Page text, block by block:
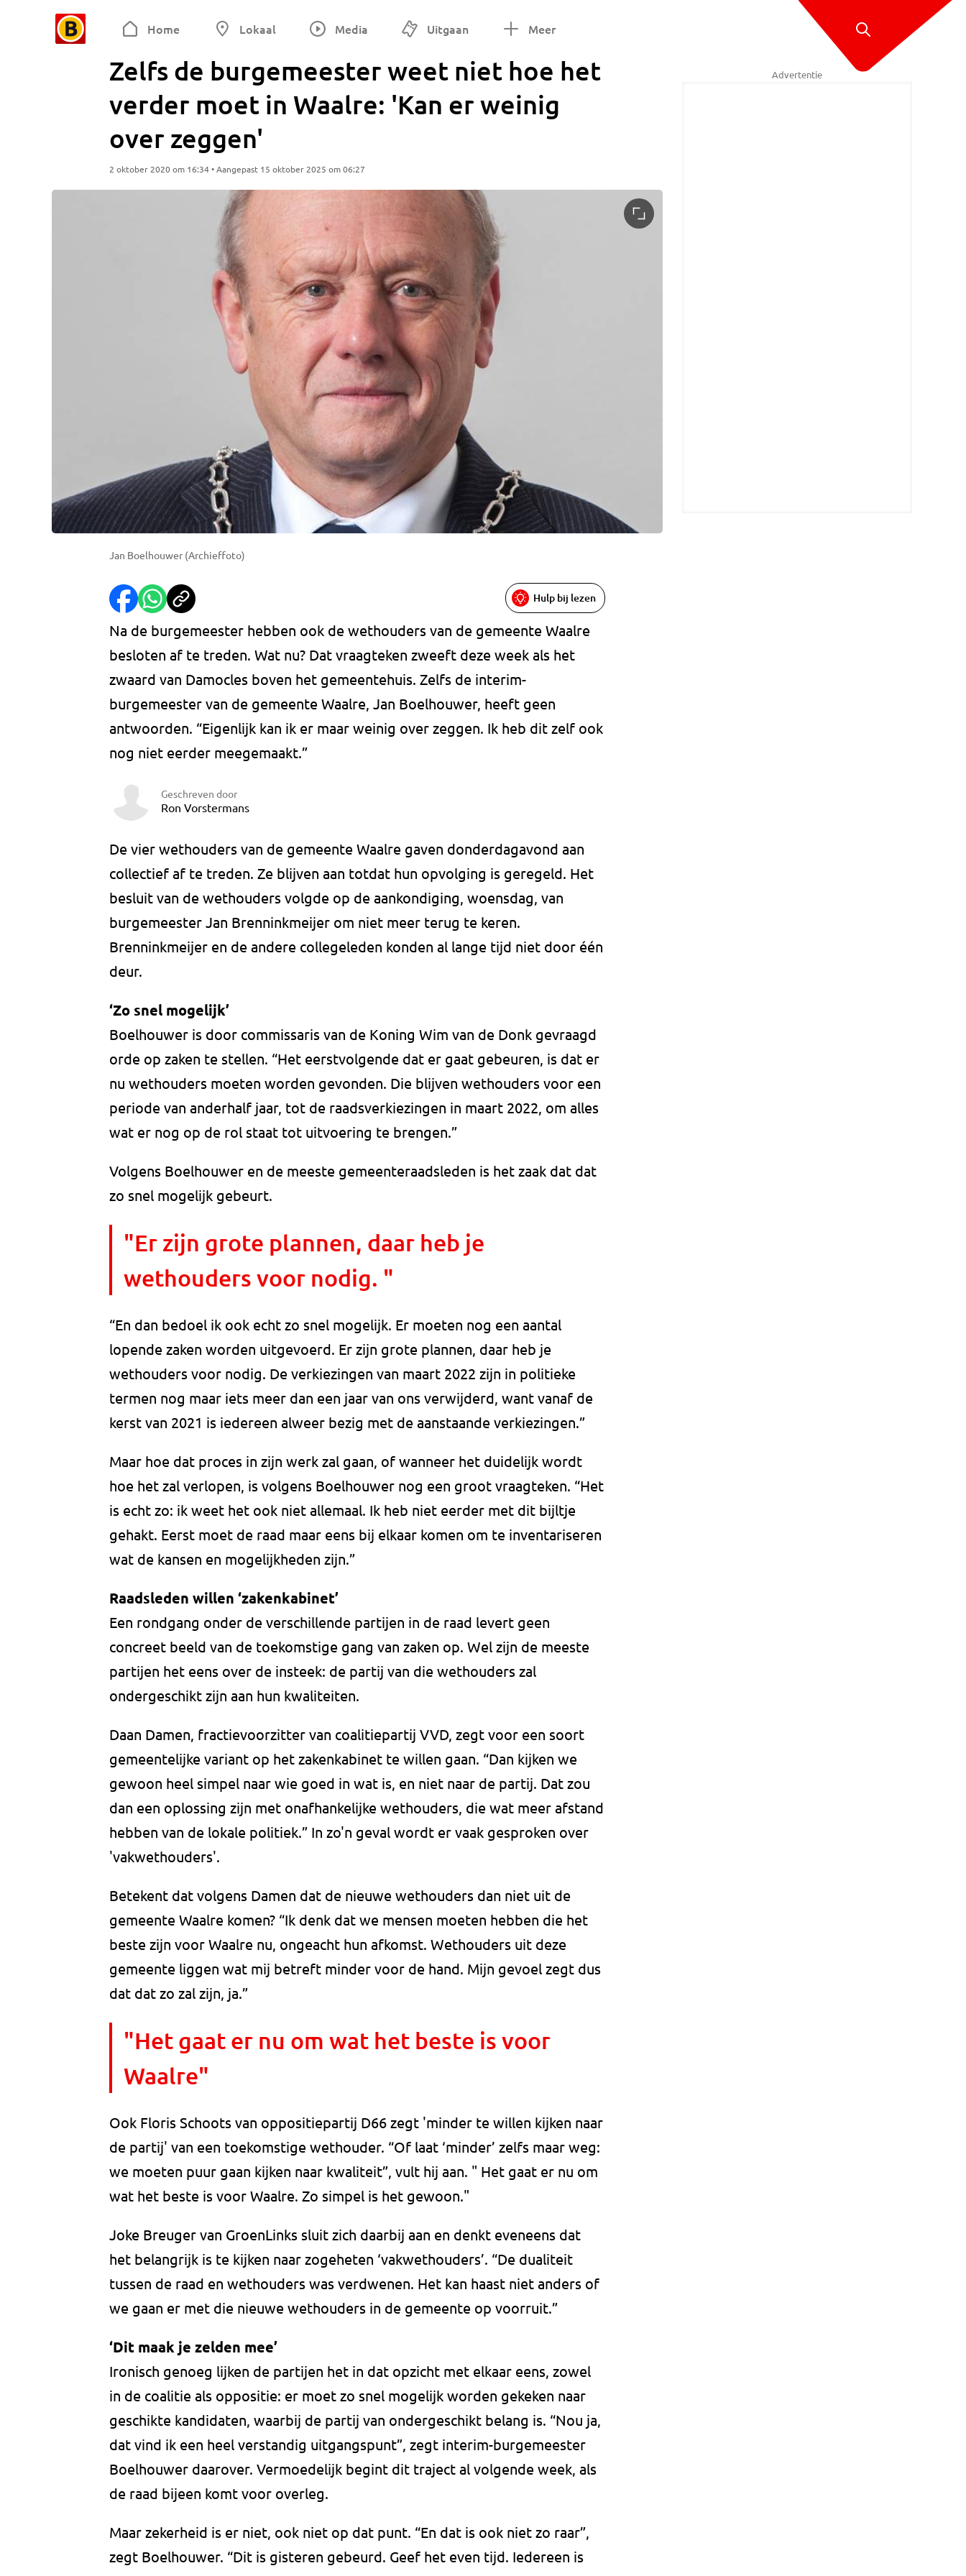
Home Lokaal Media Uitgaan Meer
Zelfs de burgemeester weet niet hoe het
verder moet in Waalre: 'Kan er weinig
over zeggen'
2 oktober 2020 om 16:34 • Aangepast 15 oktober 2025 om 06:27
Jan Boelhouwer (Archieffoto)
Hulp bij lezen
Na de burgemeester hebben ook de wethouders van de gemeente Waalre
besloten af te treden. Wat nu? Dat vraagteken zweeft deze week als het
zwaard van Damocles boven het gemeentehuis. Zelfs de interim-
burgemeester van de gemeente Waalre, Jan Boelhouwer, heeft geen
antwoorden. “Eigenlijk kan ik er maar weinig over zeggen. Ik heb dit zelf ook
nog niet eerder meegemaakt.”
Geschreven door
Ron Vorstermans
De vier wethouders van de gemeente Waalre gaven donderdagavond aan
collectief af te treden. Ze blijven aan totdat hun opvolging is geregeld. Het
besluit van de wethouders volgde op de aankondiging, woensdag, van
burgemeester Jan Brenninkmeijer om niet meer terug te keren.
Brenninkmeijer en de andere collegeleden konden al lange tijd niet door één
deur.
‘Zo snel mogelijk’
Boelhouwer is door commissaris van de Koning Wim van de Donk gevraagd
orde op zaken te stellen. “Het eerstvolgende dat er gaat gebeuren, is dat er
nu wethouders moeten worden gevonden. Die blijven wethouders voor een
periode van anderhalf jaar, tot de raadsverkiezingen in maart 2022, om alles
wat er nog op de rol staat tot uitvoering te brengen.”
Volgens Boelhouwer en de meeste gemeenteraadsleden is het zaak dat dat
zo snel mogelijk gebeurt.
"Er zijn grote plannen, daar heb je
wethouders voor nodig. "
“En dan bedoel ik ook echt zo snel mogelijk. Er moeten nog een aantal
lopende zaken worden uitgevoerd. Er zijn grote plannen, daar heb je
wethouders voor nodig. De verkiezingen van maart 2022 zijn in politieke
termen nog maar iets meer dan een jaar van ons verwijderd, want vanaf de
kerst van 2021 is iedereen alweer bezig met de aanstaande verkiezingen.”
Maar hoe dat proces in zijn werk zal gaan, of wanneer het duidelijk wordt
hoe het zal verlopen, is volgens Boelhouwer nog een groot vraagteken. “Het
is echt zo: ik weet het ook niet allemaal. Ik heb niet eerder met dit bijltje
gehakt. Eerst moet de raad maar eens bij elkaar komen om te inventariseren
wat de kansen en mogelijkheden zijn.”
Raadsleden willen ‘zakenkabinet’
Een rondgang onder de verschillende partijen in de raad levert geen
concreet beeld van de toekomstige gang van zaken op. Wel zijn de meeste
partijen het eens over de insteek: de partij van die wethouders zal
ondergeschikt zijn aan hun kwaliteiten.
Daan Damen, fractievoorzitter van coalitiepartij VVD, zegt voor een soort
gemeentelijke variant op het zakenkabinet te willen gaan. “Dan kijken we
gewoon heel simpel naar wie goed in wat is, en niet naar de partij. Dat zou
dan een oplossing zijn met onafhankelijke wethouders, die wat meer afstand
hebben van de lokale politiek.” In zo'n geval wordt er vaak gesproken over
'vakwethouders'.
Betekent dat volgens Damen dat de nieuwe wethouders dan niet uit de
gemeente Waalre komen? “Ik denk dat we mensen moeten hebben die het
beste zijn voor Waalre nu, ongeacht hun afkomst. Wethouders uit deze
gemeente liggen wat mij betreft minder voor de hand. Mijn gevoel zegt dus
dat dat zo zal zijn, ja.”
"Het gaat er nu om wat het beste is voor
Waalre"
Ook Floris Schoots van oppositiepartij D66 zegt 'minder te willen kijken naar
de partij' van een toekomstige wethouder. “Of laat ‘minder’ zelfs maar weg:
we moeten puur gaan kijken naar kwaliteit”, vult hij aan. " Het gaat er nu om
wat het beste is voor Waalre. Zo simpel is het gewoon."
Joke Breuger van GroenLinks sluit zich daarbij aan en denkt eveneens dat
het belangrijk is te kijken naar zogeheten ‘vakwethouders’. “De dualiteit
tussen de raad en wethouders was verdwenen. Het kan haast niet anders of
we gaan er met die nieuwe wethouders in de gemeente op voorruit.”
‘Dit maak je zelden mee’
Ironisch genoeg lijken de partijen het in dat opzicht met elkaar eens, zowel
in de coalitie als oppositie: er moet zo snel mogelijk worden gekeken naar
geschikte kandidaten, waarbij de partij van ondergeschikt belang is. “Nou ja,
dat vind ik een heel verstandig uitgangspunt”, zegt interim-burgemeester
Boelhouwer daarover. Vermoedelijk begint dit traject al volgende week, als
de raad bijeen komt voor overleg.
Maar zekerheid is er niet, ook niet op dat punt. “En dat is ook niet zo raar”,
zegt Boelhouwer. “Dit is gisteren gebeurd. Geef het even tijd. Iedereen is
Advertentie